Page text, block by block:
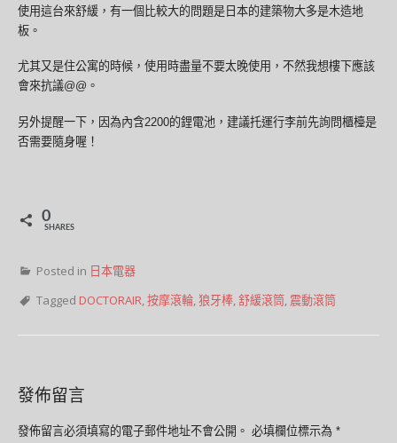
使用這台來舒緩，有一個比較大的問題是日本的建築物大多是木造地
板。
尤其又是住公寓的時候，使用時盡量不要太晚使用，不然我想樓下應該
會來抗議@@。
另外提醒一下，因為內含2200的鋰電池，建議托運行李前先詢問櫃檯是
否需要隨身喔！
0
SHARES
Posted in 日本電器
Tagged DOCTORAIR,按摩滾輪,狼牙棒,舒緩滾筒, 震動滾筒
發佈留言
發佈留言必須填寫的電子郵件地址不會公開。 必填欄位標示為 *